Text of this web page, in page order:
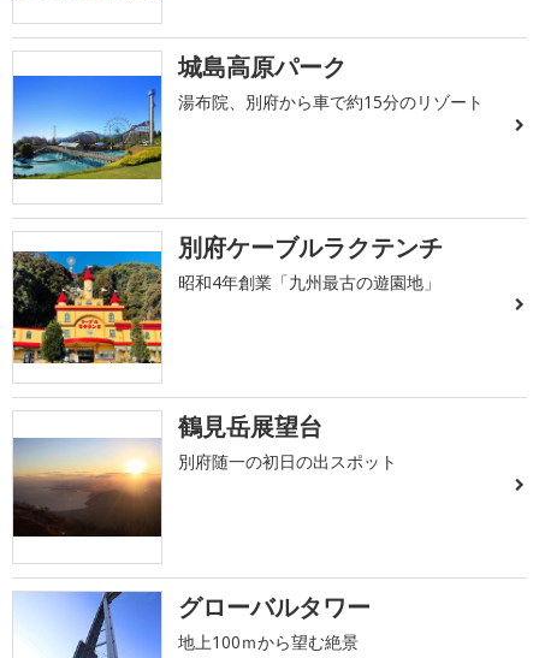
城島高原パーク
湯布院、別府から車で約15分のリゾート
別府ケーブルラクテンチ
昭和4年創業「九州最古の遊園地」
鶴見岳展望台
別府随一の初日の出スポット
グローバルタワー
地上100ｍから望む絶景